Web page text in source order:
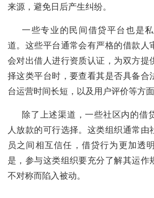
来源，避免日后产生纠纷。
一些专业的民间借贷平台也是
道。这些平台通常会有严格的借款人
会对出借人进行资质认证，为双方提
择这类平台时，要查看其是否具备合
台运营时间长短，以及用户评价等方面
除了上述渠道，一些社区内的借
人放款的可行选择。这类组织通常由
员之间相互信任，借贷行为更加透
是，参与这类组织要充分了解其运作
不对称而陷入被动。